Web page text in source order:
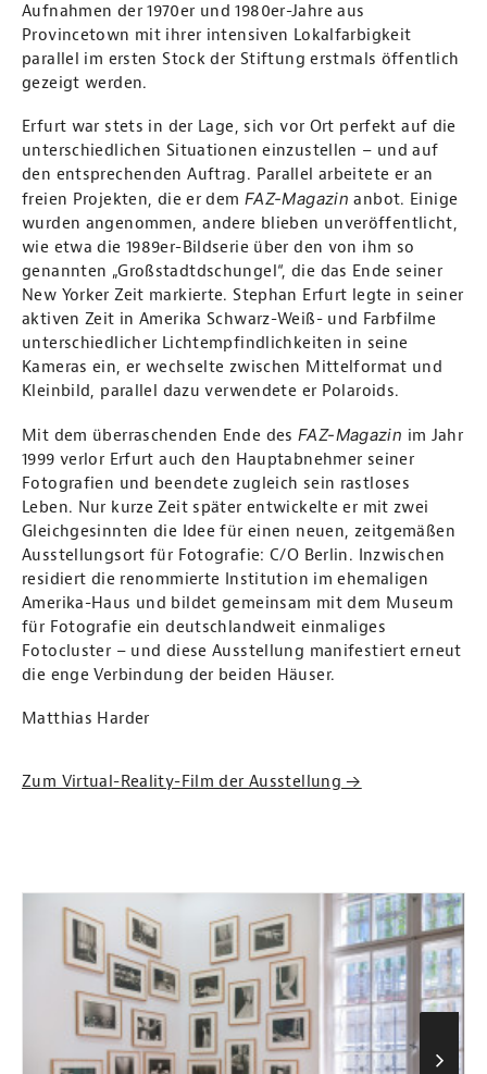
Aufnahmen der 1970er und 1980er-Jahre aus
Provincetown mit ihrer intensiven Lokalfarbigkeit
parallel im ersten Stock der Stiftung erstmals öffentlich
gezeigt werden.
Erfurt war stets in der Lage, sich vor Ort perfekt auf die
unterschiedlichen Situationen einzustellen – und auf
den entsprechenden Auftrag. Parallel arbeitete er an
freien Projekten, die er dem FAZ-Magazin anbot. Einige
wurden angenommen, andere blieben unveröffentlicht,
wie etwa die 1989er-Bildserie über den von ihm so
genannten „Großstadtdschungel“, die das Ende seiner
New Yorker Zeit markierte. Stephan Erfurt legte in seiner
aktiven Zeit in Amerika Schwarz-Weiß- und Farbfilme
unterschiedlicher Lichtempfindlichkeiten in seine
Kameras ein, er wechselte zwischen Mittelformat und
Kleinbild, parallel dazu verwendete er Polaroids.
Mit dem überraschenden Ende des FAZ-Magazin im Jahr
1999 verlor Erfurt auch den Hauptabnehmer seiner
Fotografien und beendete zugleich sein rastloses
Leben. Nur kurze Zeit später entwickelte er mit zwei
Gleichgesinnten die Idee für einen neuen, zeitgemäßen
Ausstellungsort für Fotografie: C/O Berlin. Inzwischen
residiert die renommierte Institution im ehemaligen
Amerika-Haus und bildet gemeinsam mit dem Museum
für Fotografie ein deutschlandweit einmaliges
Fotocluster – und diese Ausstellung manifestiert erneut
die enge Verbindung der beiden Häuser.
Matthias Harder
Zum Virtual-Reality-Film der Ausstellung →